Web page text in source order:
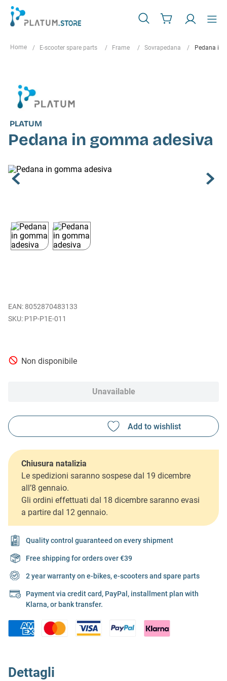
E-scooter spare parts Frame Sovrapedana Pedana in
PLATUM
Pedana in gomma adesiva
EAN: 8052870483133
P1P-P1E-011
Non disponibile
Unavailable
Chiusura natalizia
Le spedizioni saranno sospese dal 19 dicembre
all’8 gennaio.
Gli ordini effettuati dal 18 dicembre saranno evasi
a partire dal 12 gennaio.
Quality control guaranteed on every shipment
Free shipping for orders over €39
2 year warranty on e-bikes, e-scooters and spare parts
Payment via credit card, PayPal, installment plan with
Klarna, or bank transfer.
Dettagli